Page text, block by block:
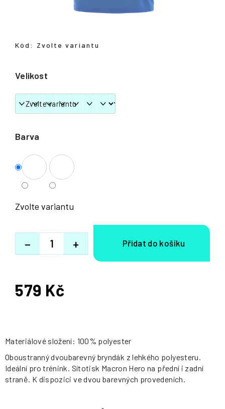
Barva
Velikost
Zvolte variantu
+
−
Kód: Zvolte variantu
579 Kč
Měrná
Materiálové složení: 100% polyester
Oboustranný dvoubarevný bryndák z lehkého polyesteru.
Ideální pro trénink. Sítotisk Macron Hero na přední i zadní
straně. K dispozici ve dvou barevných provedeních.